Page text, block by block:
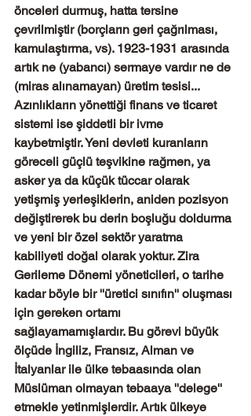
önceleri durmuş, hatta tersine
çevrilmiştir (borçların geri çağrılması,
kamulaştırma, vs). 1923-1931 arasında
artık ne (yabancı) sermaye vardır ne de
(miras alınamayan) üretim tesisi...
Azınlıkların yönettiği finans ve ticaret
sistemi ise şiddetli bir ivme
kaybetmiştir. Yeni devleti kuranların
göreceli güçlü teşvikine rağmen, ya
asker ya da küçük tüccar olarak
yetişmiş yerleşiklerin, aniden pozisyon
değiştirerek bu derin boşluğu doldurma
ve yeni bir özel sektör yaratma
kabiliyeti doğal olarak yoktur. Zira
Gerileme Dönemi yöneticileri, o tarihe
kadar böyle bir ''üretici sınıfın'' oluşması
için gereken ortamı
sağlayamamışlardır. Bu görevi büyük
ölçüde İngiliz, Fransız, Alman ve
İtalyanlar ile ülke tebaasında olan
Müslüman olmayan tebaaya ''delege''
etmekle yetinmişlerdir. Artık ülkeye